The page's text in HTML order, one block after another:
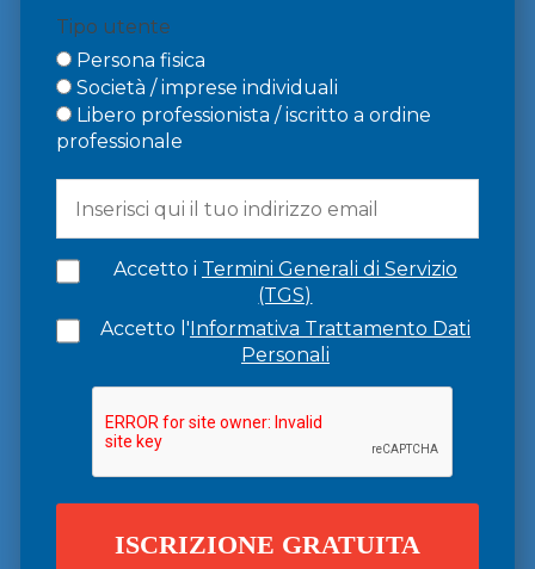
Tipo utente
Persona fisica
Società / imprese individuali
Libero professionista / iscritto a ordine
professionale
Accetto i Termini Generali di Servizio
(TGS)
Accetto l'Informativa Trattamento Dati
Personali